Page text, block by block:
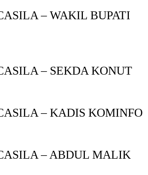
– WAKIL BUPATI
– SEKDA KONUT
– KADIS KOMINFO
– ABDUL MALIK